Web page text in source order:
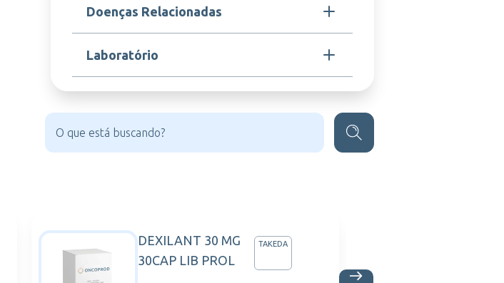
Contraindicada em pacientes com hipersensibilidade
conhecida a qualquer componente da fórmula ou a dose
anterior da vacina. A administração deve ser adiada em
Doenças Relacionadas
Hepatite B, Hepatite crônica, Cirrose hepática por HBV,
Carcinoma hepatocelular (relacionado ao vírus da
hepatite B).
Laboratório
GSK
DEXILANT 30 MG
30CAP LIB PROL
TAKEDA